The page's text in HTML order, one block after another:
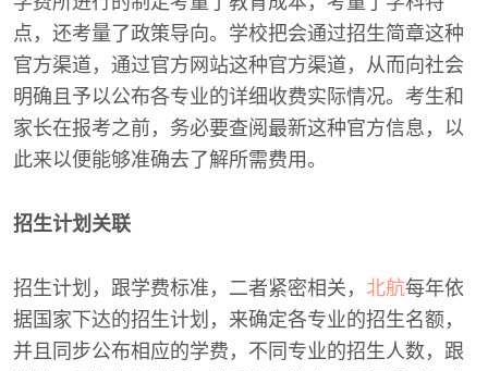
点，还考量了政策导向。学校把会通过招生简章这种
官方渠道，通过官方网站这种官方渠道，从而向社会
明确且予以公布各专业的详细收费实际情况。考生和
家长在报考之前，务必要查阅最新这种官方信息，以
此来以便能够准确去了解所需费用。
招生计划关联
招生计划，跟学费标准，二者紧密相关， 北航每年依
据国家下达的招生计划，来确定各专业的招生名额，
并且同步公布相应的学费，不同专业的招生人数，跟